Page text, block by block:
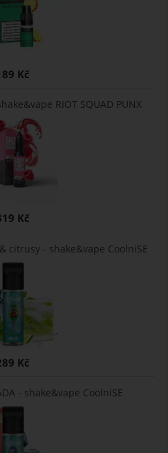
Kč
RIOT SQUAD PUNX
Kč
citrusy - shake&vape CoolniSE
Kč
- shake&vape CoolniSE